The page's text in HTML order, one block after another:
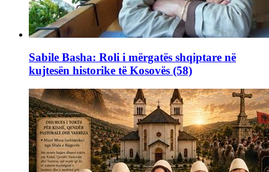
Sabile Basha: Roli i mërgatës shqiptare në
kujtesën historike të Kosovës (58)